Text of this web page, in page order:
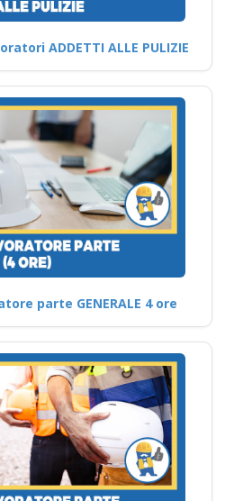
ADDETTI ALLE PULIZIE
parte GENERALE 4 ore